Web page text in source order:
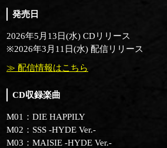
発売日
2026年5月13日(水) CDリリース
※2026年3月11日(水) 配信リリース
≫ 配信情報はこちら
CD収録楽曲
M01：DIE HAPPILY
M02：SSS -HYDE Ver.-
M03：MAISIE -HYDE Ver.-